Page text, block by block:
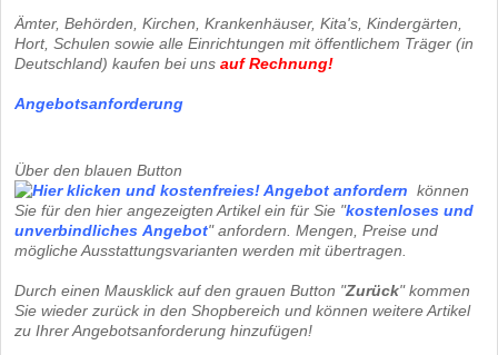
Ämter, Behörden, Kirchen, Krankenhäuser, Kita's, Kindergärten,
Hort, Schulen sowie alle Einrichtungen mit öffentlichem Träger (in
Deutschland) kaufen bei uns auf Rechnung!
Angebotsanforderung
Über den blauen Button
können
Sie für den hier angezeigten Artikel ein für Sie "kostenloses und
unverbindliches Angebot" anfordern. Mengen, Preise und
mögliche Ausstattungsvarianten werden mit übertragen.
Durch einen Mausklick auf den grauen Button "Zurück" kommen
Sie wieder zurück in den Shopbereich und können weitere Artikel
zu Ihrer Angebotsanforderung hinzufügen!